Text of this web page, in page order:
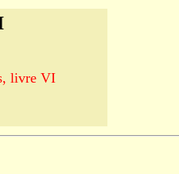
livre VI